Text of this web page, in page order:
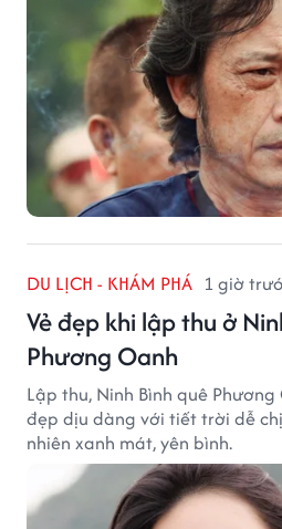
DU LỊCH - KHÁM PHÁ 1 giờ
Vẻ đẹp khi lập thu ở
Phương Oanh
Lập thu, Ninh Bình quê
đẹp dịu dàng với tiết trời dễ
nhiên xanh mát, yên bình.